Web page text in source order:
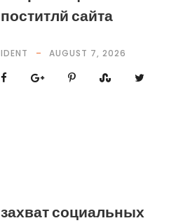
поститлй сайта
IDENT AUGUST 7, 2026
захват социальных